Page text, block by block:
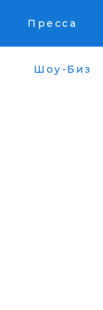
Пресса
Шоу-Биз